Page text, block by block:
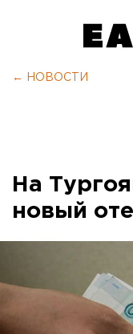
← НОВОСТИ
На
новый